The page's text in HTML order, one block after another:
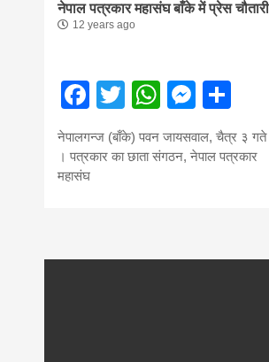
नेपाल पत्रकार महासंघ बाँके में प्रेस चौतारी
12 years ago
Facebook
Twitter
नेपालगन्ज (बाँके) पवन जायसवाल, चैत्र ३ गते
। पत्रकार का छाता संगठन, नेपाल पत्रकार
महासंघ